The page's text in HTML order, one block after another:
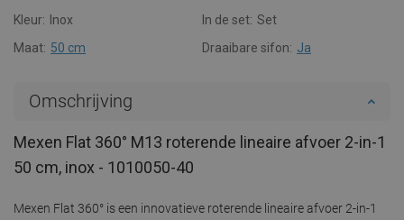
Kleur:
Inox In de set: Set
Maat: 50 cm Draaibare sifon: Ja
Omschrijving
Mexen Flat 360° M13 roterende lineaire afvoer 2-in-1
50 cm, inox - 1010050-40
Mexen Flat 360° is een innovatieve roterende lineaire afvoer 2-in-1